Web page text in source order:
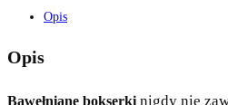
Opis
Opis
Bawełniane bokserki nigdy nie